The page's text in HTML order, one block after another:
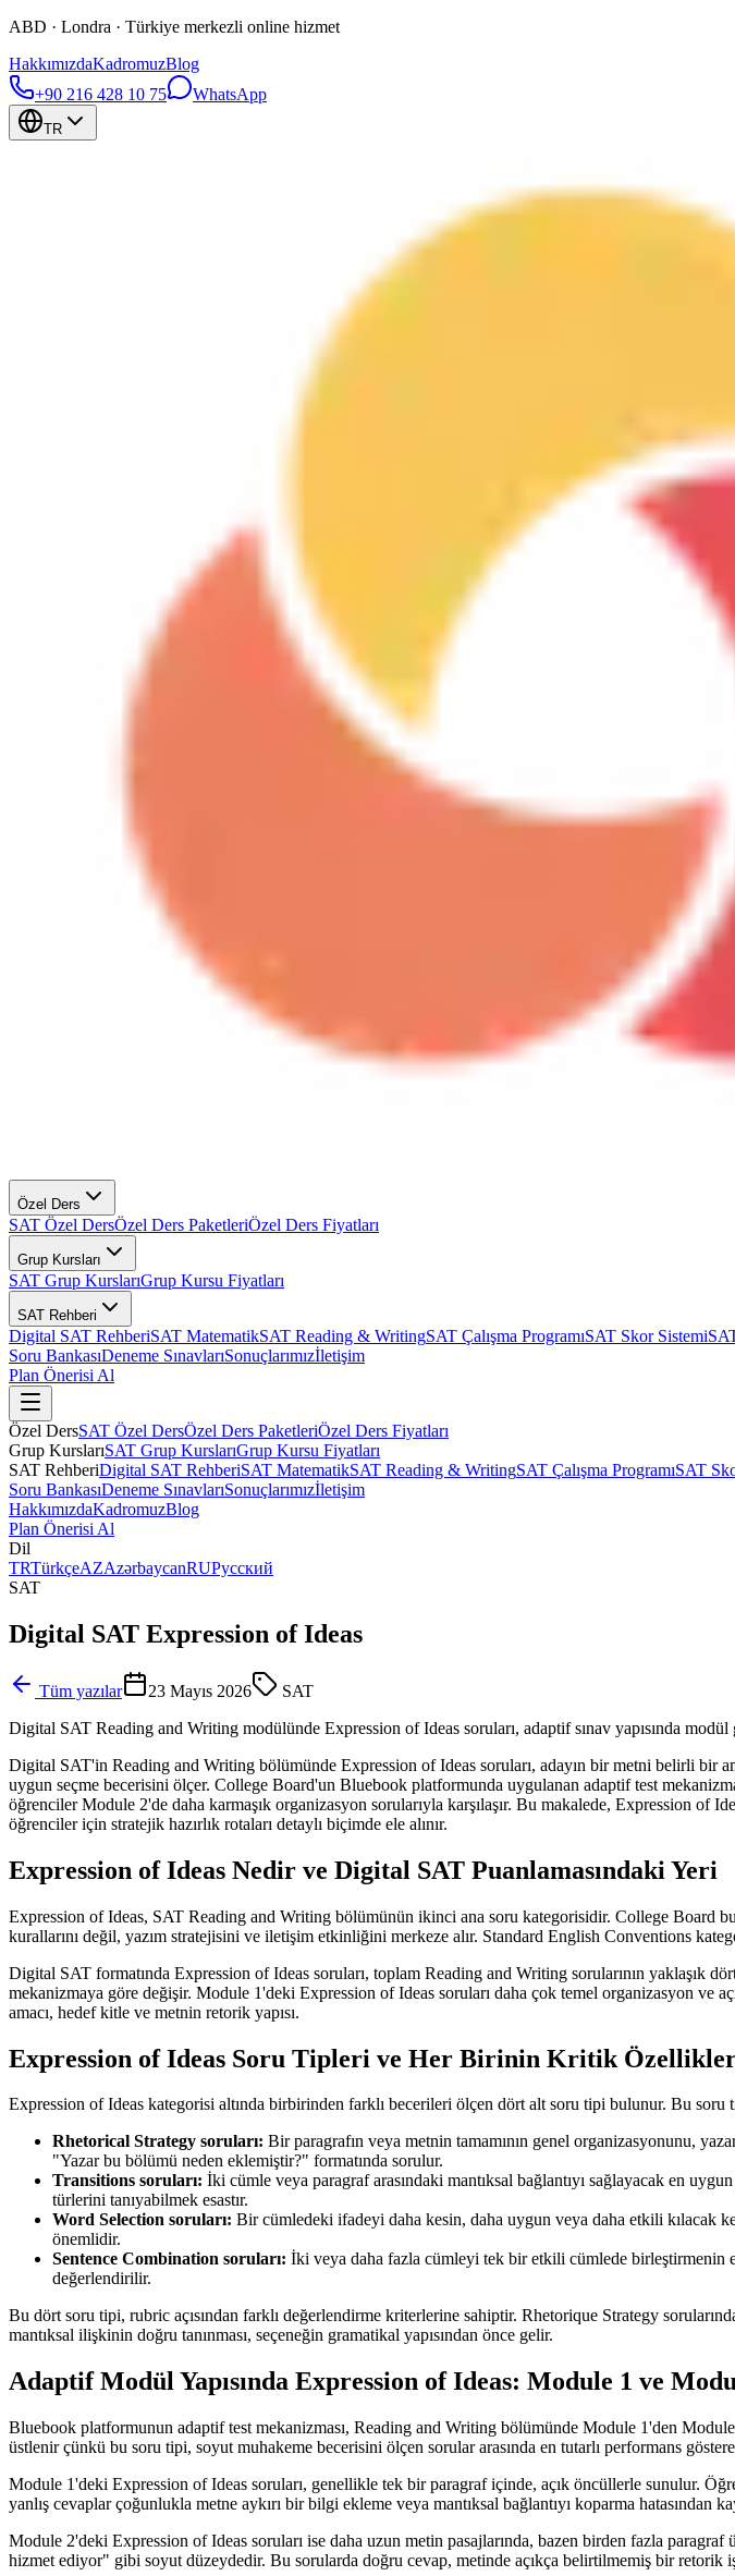
ABD · Londra · Türkiye merkezli online hizmet
HakkımızdaKadromuzBlog
+90 216 428 10 75
WhatsApp
TR
Özel Ders
SAT Özel DersÖzel Ders PaketleriÖzel Ders Fiyatları
Grup Kursları
SAT Grup KurslarıGrup Kursu Fiyatları
SAT Rehberi
Digital SAT RehberiSAT MatematikSAT Reading & WritingSAT Çalışma ProgramıSAT Skor Sistemi
Soru BankasıDeneme SınavlarıSonuçlarımızİletişim
Plan Önerisi Al
Özel DersSAT Özel DersÖzel Ders PaketleriÖzel Ders Fiyatları
Grup KurslarıSAT Grup KurslarıGrup Kursu Fiyatları
SAT RehberiDigital SAT RehberiSAT MatematikSAT Reading & WritingSAT Çalışma ProgramıSAT
Soru BankasıDeneme SınavlarıSonuçlarımızİletişim
HakkımızdaKadromuzBlog
Plan Önerisi Al
Dil
TRTürkçeAZAzərbaycanRUРусский
SAT
Digital SAT Expression of Ideas
Tüm yazılar 23 Mayıs 2026
SAT
Digital SAT Reading and Writing modülünde Expression of Ideas soruları, adaptif sınav yapısında
Digital SAT'in Reading and Writing bölümünde Expression of Ideas soruları, adayın bir metni belirli
uygun seçme becerisini ölçer. College Board'un Bluebook platformunda uygulanan adaptif test
öğrenciler Module 2'de daha karmaşık organizasyon sorularıyla karşılaşır. Bu makalede, Expression
öğrenciler için stratejik hazırlık rotaları detaylı biçimde ele alınır.
Expression of Ideas Nedir ve Digital SAT Puanlamasındaki Yeri
Expression of Ideas, SAT Reading and Writing bölümünün ikinci ana soru kategorisidir. College
kurallarını değil, yazım stratejisini ve iletişim etkinliğini merkeze alır. Standard English Conventions
Digital SAT formatında Expression of Ideas soruları, toplam Reading and Writing sorularının yaklaşık
mekanizmaya göre değişir. Module 1'deki Expression of Ideas soruları daha çok temel organizasyon ve
amacı, hedef kitle ve metnin retorik yapısı.
Expression of Ideas Soru Tipleri ve Her Birinin Kritik
Expression of Ideas kategorisi altında birbirinden farklı becerileri ölçen dört alt soru tipi bulunur. Bu
Rhetorical Strategy soruları: Bir paragrafın veya metnin tamamının genel organizasyonunu,
"Yazar bu bölümü neden eklemiştir?" formatında sorulur.
Transitions soruları: İki cümle veya paragraf arasındaki mantıksal bağlantıyı sağlayacak en
türlerini tanıyabilmek esastır.
Word Selection soruları: Bir cümledeki ifadeyi daha kesin, daha uygun veya daha etkili kılacak
önemlidir.
Sentence Combination soruları: İki veya daha fazla cümleyi tek bir etkili cümlede
değerlendirilir.
Bu dört soru tipi, rubric açısından farklı değerlendirme kriterlerine sahiptir. Rhetorique Strategy
mantıksal ilişkinin doğru tanınması, seçeneğin gramatikal yapısından önce gelir.
Adaptif Modül Yapısında Expression of Ideas: Module 1 ve
Bluebook platformunun adaptif test mekanizması, Reading and Writing bölümünde Module 1'den
üstlenir çünkü bu soru tipi, soyut muhakeme becerisini ölçen sorular arasında en tutarlı performans
Module 1'deki Expression of Ideas soruları, genellikle tek bir paragraf içinde, açık öncüllerle sunulur.
yanlış cevaplar çoğunlukla metne aykırı bir bilgi ekleme veya mantıksal bağlantıyı koparma hatasından
Module 2'deki Expression of Ideas soruları ise daha uzun metin pasajlarında, bazen birden fazla
hizmet ediyor" gibi soyut düzeydedir. Bu sorularda doğru cevap, metinde açıkça belirtilmemiş bir retorik